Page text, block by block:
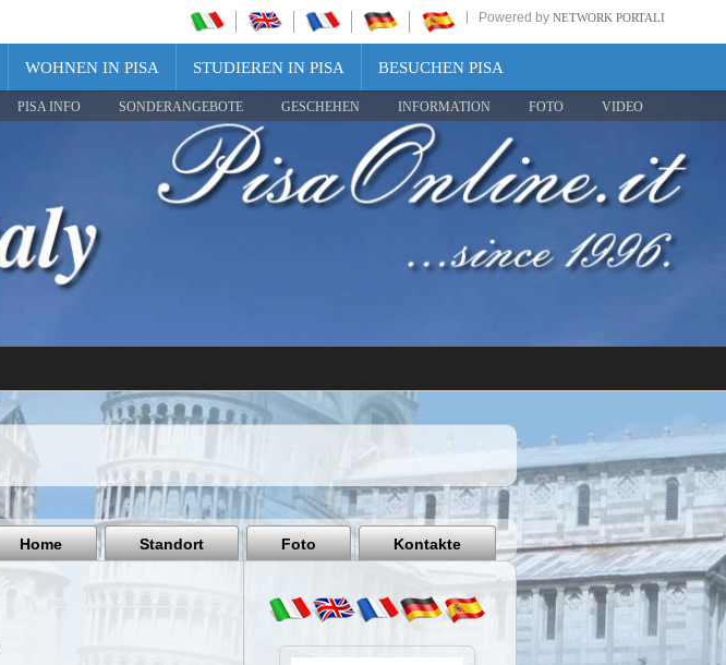
Powered by NETWORK PORTALI
WOHNEN IN PISA STUDIEREN IN PISA BESUCHEN PISA
PISA INFO SONDERANGEBOTE GESCHEHEN INFORMATION FOTO VIDEO
Share
Pisa
Italy
Home Standort Foto Kontakte